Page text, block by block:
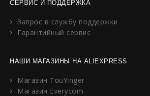
СЕРВИС И ПОДДЕРЖКА
Запрос в службу поддержки
Гарантийный сервис
НАШИ МАГАЗИНЫ НА ALIEXPRESS
Магазин TouYinger
Магазин Everycom